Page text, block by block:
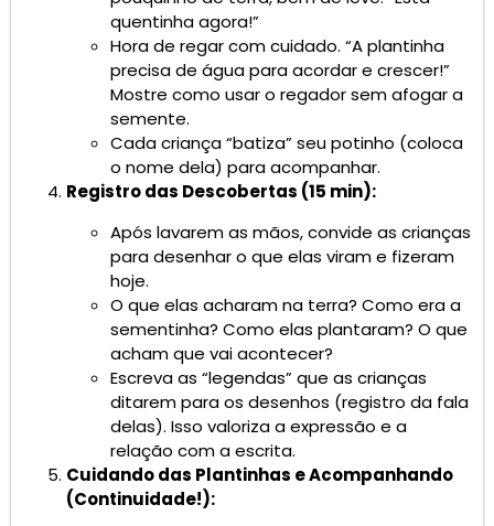
quentinha agora!”
Hora de regar com cuidado. “A plantinha
precisa de água para acordar e crescer!”
Mostre como usar o regador sem afogar a
semente.
Cada criança “batiza” seu potinho (coloca
o nome dela) para acompanhar.
Registro das Descobertas (15 min):
Após lavarem as mãos, convide as crianças
para desenhar o que elas viram e fizeram
hoje.
O que elas acharam na terra? Como era a
sementinha? Como elas plantaram? O que
acham que vai acontecer?
Escreva as “legendas” que as crianças
ditarem para os desenhos (registro da fala
delas). Isso valoriza a expressão e a
relação com a escrita.
Cuidando das Plantinhas e Acompanhando
(Continuidade!):